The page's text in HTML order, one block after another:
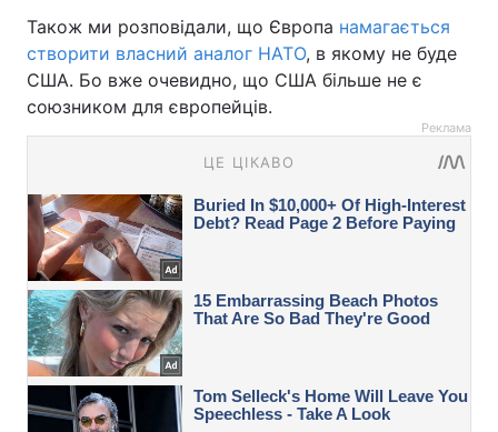
Також ми розповідали, що Європа намагається
створити власний аналог НАТО, в якому не буде
США. Бо вже очевидно, що США більше не є
союзником для європейців.
Реклама